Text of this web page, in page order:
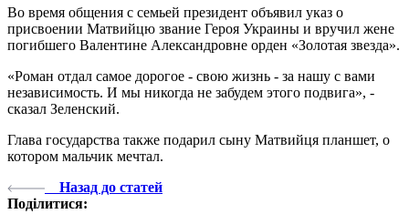
Во время общения с семьей президент объявил указ о
присвоении Матвийцю звание Героя Украины и вручил жене
погибшего Валентине Александровне орден «Золотая звезда».
«Роман отдал самое дорогое - свою жизнь - за нашу с вами
независимость. И мы никогда не забудем этого подвига», -
сказал Зеленский.
Глава государства также подарил сыну Матвийця планшет, о
котором мальчик мечтал.
Назад до статей
Поділитися: